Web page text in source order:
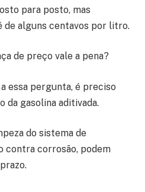
para posto, mas
de alguns centavos por litro.
de preço vale a pena?
essa pergunta, é preciso
da gasolina aditivada.
do sistema de
contra corrosão, podem